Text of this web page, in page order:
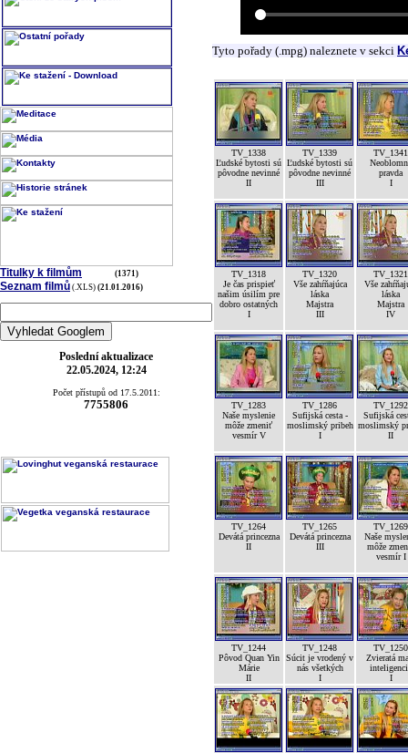
Titulky k filmům (1371)
Seznam filmů (.XLS) (21.01.2016)
Poslední aktualizace
22.05.2024, 12:24
Počet přístupů od 17.5.2011:
7755806
Tyto pořady (.mpg) naleznete v sekci
TV_1338
Ľudské bytosti sú
pôvodne nevinné
II
TV_1339
Ľudské bytosti sú
pôvodne nevinné
III
TV_1341
pravda
I
TV_1318
Je čas prispieť
našim úsilím pre
dobro ostatných
I
TV_1320
Vše zahŕňajúca
láska
Majstra
III
TV_1321
Vše
láska
Majstra
IV
TV_1283
Naše myslenie
môže zmeniť
vesmír V
TV_1286
Sufijská cesta -
moslimský pribeh
I
TV_1292
Sufijská
moslimský
II
TV_1264
Devátá princezna
II
TV_1265
Devátá princezna
III
TV_1269
Naše
môže
vesmír I
TV_1244
Pôvod Quan Yin
Márie
II
TV_1248
Súcit je vrodený v
nás všetkých
I
TV_1250
Zvieratá
I